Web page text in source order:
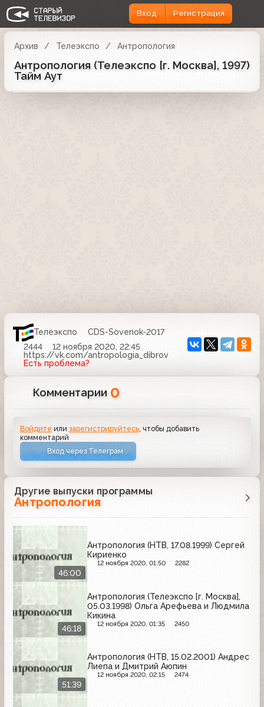
Вход Регистрация
Архив Телеэкспо Антропология
Антропология (Телеэкспо [г. Москва], 1997)
Тайм Аут
Телеэкспо
CDS-Sovenok-2017
2444
12 ноября 2020, 22:45
https://vk.com/antropologia_dibrov
Есть проблема?
Комментарии 0
Войдите илизарегистрируйтесь , чтобы добавить
комментарий
Вход через Телеграм
Другие выпуски программы
Антропология
46:00
Антропология (НТВ, 17.08.1999) Сергей
Кириенко
12 ноября 2020, 01:50 2282
46:18
Антропология (Телеэкспо [г. Москва],
05.03.1998) Ольга Арефьева и Людмила
Кикина
12 ноября 2020, 01:35 2450
51:39
Антропология (НТВ, 15.02.2001) Андрес
Лиепа и Дмитрий Аюпин
12 ноября 2020, 02:15 2474